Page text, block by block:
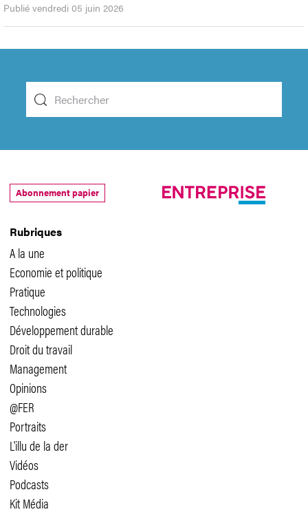
Publié vendredi 05 juin 2026
Rubriques
A la une
Economie et politique
Pratique
Technologies
Développement durable
Droit du travail
Management
Opinions
@FER
Portraits
L'illu de la der
Vidéos
Podcasts
Kit Média
Abonnement papier